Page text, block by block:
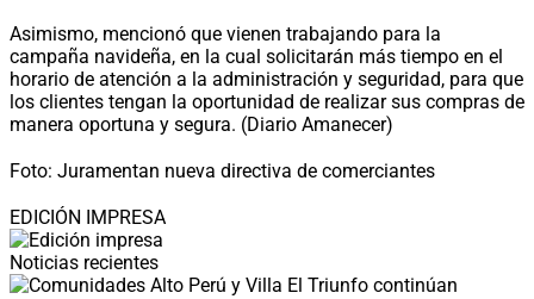
Asimismo, mencionó que vienen trabajando para la
campaña navideña, en la cual solicitarán más tiempo en el
horario de atención a la administración y seguridad, para que
los clientes tengan la oportunidad de realizar sus compras de
manera oportuna y segura. (Diario Amanecer)
Foto: Juramentan nueva directiva de comerciantes
EDICIÓN IMPRESA
Noticias recientes